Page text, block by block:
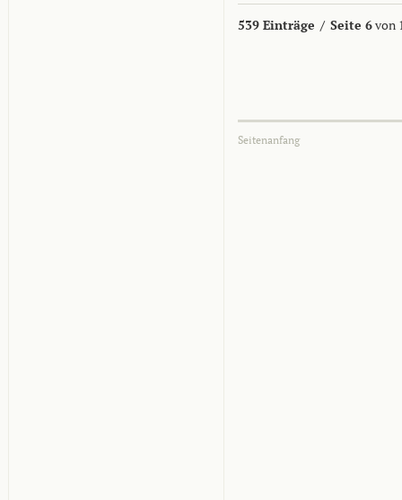
539 Einträge / Seite 6von
Seitenanfang